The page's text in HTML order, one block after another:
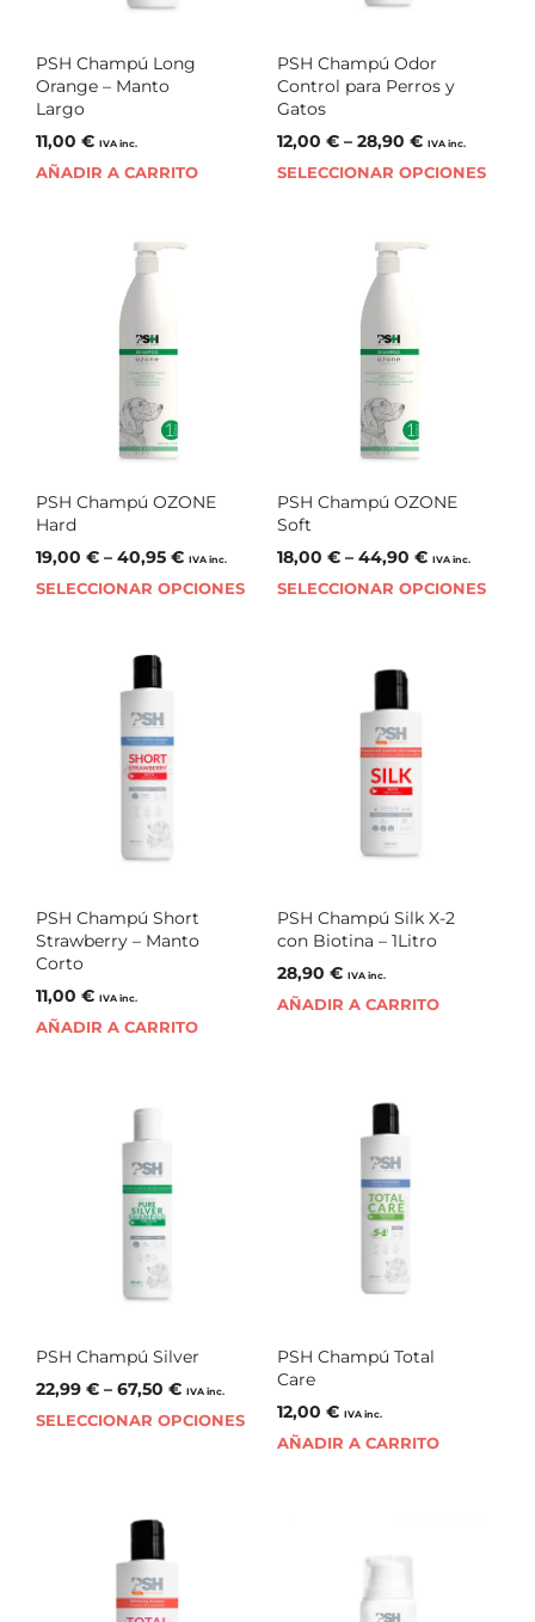
PSH Champú Long
Orange – Manto
Largo
11,00 € IVA inc.
AÑADIR A CARRITO
PSH Champú Odor
Control para Perros y
Gatos
12,00 €– 28,90 € IVA inc.
SELECCIONAR OPCIONES
PSH Champú OZONE
Hard
19,00 € – 40,95 € IVA inc.
SELECCIONAR OPCIONES
PSH Champú OZONE
Soft
18,00 €– 44,90 € IVA inc.
SELECCIONAR OPCIONES
PSH Champú Short
Strawberry – Manto
Corto
11,00 € IVA inc.
AÑADIR A CARRITO
PSH Champú Silk X-2
con Biotina – 1Litro
28,90 € IVA inc.
AÑADIR A CARRITO
PSH Champú Silver
22,99 € – 67,50 € IVA inc.
SELECCIONAR OPCIONES
PSH Champú Total
Care
12,00 € IVA inc.
AÑADIR A CARRITO